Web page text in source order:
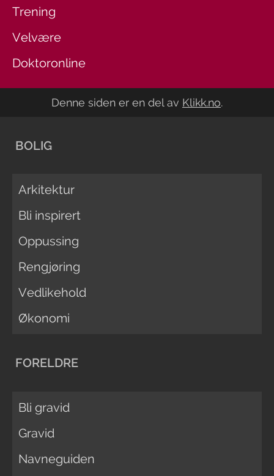
Trening
Velvære
Doktoronline
Denne siden er en del av Klikk.no.
BOLIG
Arkitektur
Bli inspirert
Oppussing
Rengjøring
Vedlikehold
Økonomi
FORELDRE
Bli gravid
Gravid
Navneguiden